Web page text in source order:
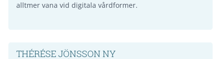
alltmer vana vid digitala vårdformer.
THÉRÉSE JÖNSSON NY